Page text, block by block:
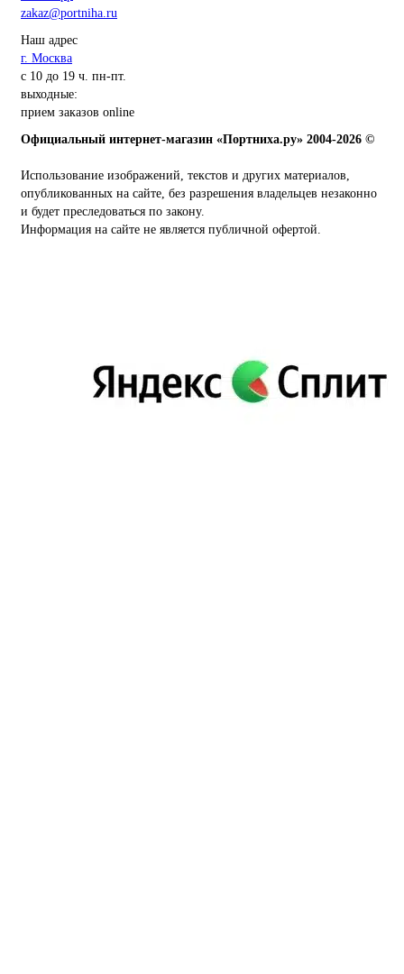
zakaz@portniha.ru
Наш адрес
г. Москва
с 10 до 19 ч. пн-пт.
выходные:
прием заказов online
Официальный интернет-магазин «Портниха.ру» 2004-2026 ©
Использование изображений, текстов и других материалов,
опубликованных на сайте, без разрешения владельцев незаконно
и будет преследоваться по закону.
Информация на сайте не является публичной офертой.